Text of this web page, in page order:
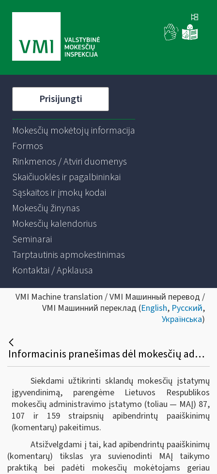
Prisijungti
Mokesčių mokėtojų informacija
Formos
Rinkmenos / Atviri duomenys
Skaičiuoklės ir pagalbininkai
Sąskaitos ir įmokų kodai
Mokesčių žinynas
Mokesčių kalendorius
Seminarai
Tarptautinis apmokestinimas
Kontaktai / Apklausa
VMI Machine translation / VMI Машинный перевод /
VMI Машинний переклад (English, Русский,
Українська)
Informacinis pranešimas dėl mokesčių administravimo įstatymo 87, 107 ir 159 straipsnių apibendrintų paaiškinimų (komentarų) pakeitimo
Siekdami užtikrinti sklandų mokesčių įstatymų
įgyvendinimą, parengėme Lietuvos Respublikos
mokesčių administravimo įstatymo (toliau — MAĮ) 87,
107 ir 159 straipsnių apibendrintų paaiškinimų
(komentarų) pakeitimus.
Atsižvelgdami į tai, kad apibendrintų paaiškinimų
(komentarų) tikslas yra suvienodinti MAĮ taikymo
praktiką bei padėti mokesčių mokėtojams geriau